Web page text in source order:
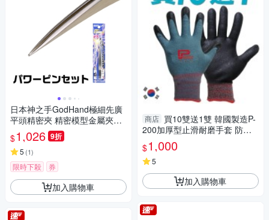
日本神之手GodHand極細先廣
平頭精密夾 精密模型金屬夾子
GH-PS-SH精密鑷子(適小零件;
平滑側邊曲線,從上或側都OK)
$1,026 9折
5 (1)
限時下殺 券
加入購物車
商店 買10雙送1雙 韓國製造P-
200加厚型止滑耐磨手套 防滑
工作手套(藍色)
$1,000
5
加入購物車